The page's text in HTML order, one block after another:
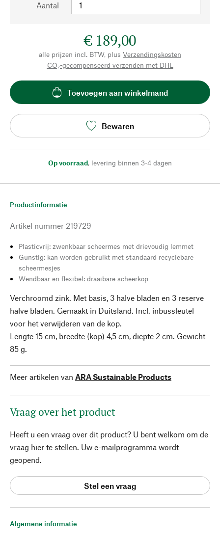
Aantal
€ 189,00
alle prijzen incl. BTW, plus Verzendingskosten
CO₂-gecompenseerd verzenden met DHL
Toevoegen aan winkelmand
Bewaren
Op voorraad, levering binnen 3-4 dagen
Algemene informatie
Productinformatie
Artikel nummer 219729
Plasticvrij: zwenkbaar scheermes met drievoudig lemmet
Gunstig: kan worden gebruikt met standaard recyclebare
scheermesjes
Wendbaar en flexibel: draaibare scheerkop
Verchroomd zink. Met basis, 3 halve bladen en 3 reserve
halve bladen. Gemaakt in Duitsland. Incl. inbussleutel
voor het verwijderen van de kop.
Lengte 15 cm, breedte (kop) 4,5 cm, diepte 2 cm. Gewicht
85 g.
Meer artikelen van ARA Sustainable Products
Vraag over het product
Heeft u een vraag over dit product? U bent welkom om de
vraag hier te stellen. Uw e-mailprogramma wordt
geopend.
Stel een vraag